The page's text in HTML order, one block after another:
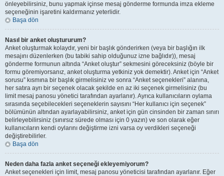
önleyebilirsiniz, bunu yapmak içinse mesaj gönderme formunda imza ekleme
seçeneğinin işaretini kaldırmanız yeterlidir.
Başa dön
Nasıl bir anket oluştururum?
Anket oluşturmak kolaydır, yeni bir başlık gönderirken (veya bir başlığın ilk
mesajını düzenlerken (bu tabiki sahip olduğunuz izne bağlıdır)), mesaj
gönderme formunun altında “Anket oluştur” sekmesini göreceksiniz (böyle bir
formu göremiyorsanız, anket oluşturma yetkiniz yok demektir). Anket için “Anket
sorusu” kısmına bir başlık girmelisiniz ve sonra “Anket seçenekleri” alanına,
her satıra ayrı bir seçenek olacak şekilde en az iki seçenek girmelisiniz (bu
limit mesaj panosu yönetici tarafından ayarlanır). Ayrıca kullanıcıların oylama
sırasında seçebilecekleri seçeneklerin sayısını “Her kullanıcı için seçenek”
bölümünün altından ayarlayabilirsiniz, anket için gün cinsinden bir zaman sınırı
belirleyebilirsiniz (sınırsız sürede olması için 0 yazın) ve son olarak eğer
kullanıcıların kendi oylarını değiştirme izni varsa oy verdikleri seçeneği
değiştirebilirler.
Başa dön
Neden daha fazla anket seçeneği ekleyemiyorum?
Anket seçenekleri için limit, mesaj panosu yöneticisi tarafından ayarlanır. Eğer